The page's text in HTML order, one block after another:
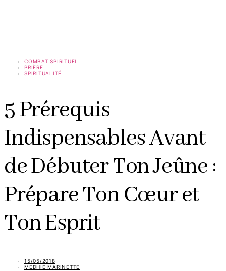
COMBAT SPIRITUEL
PRIÈRE
SPIRITUALITÉ
5 Prérequis
Indispensables Avant
de Débuter Ton Jeûne :
Prépare Ton Cœur et
Ton Esprit
15/05/2018
MEDHIE MARINETTE